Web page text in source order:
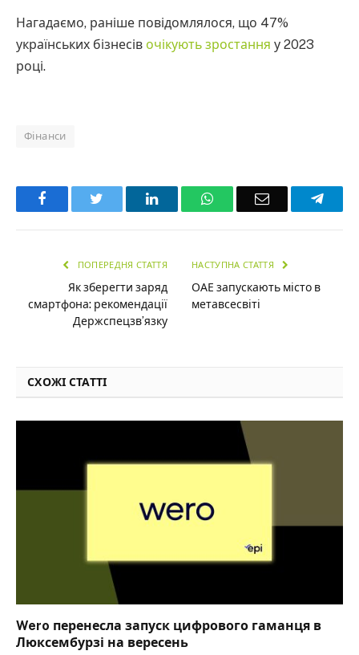
Нагадаємо, раніше повідомлялося, що 47%
українських бізнесів очікують зростання у 2023
році.
Фінанси
Facebook LinkedInWhatsAppEmail
ПОПЕРЕДНЯ СТАТТЯ
Як зберегти заряд
смартфона: рекомендації
Держспецзв’язку
НАСТУПНА СТАТТЯ
ОАЕ запускають місто в
метавсесвіті
СХОЖІ СТАТТІ
Wero перенесла запуск цифрового гаманця в
Люксембурзі на вересень